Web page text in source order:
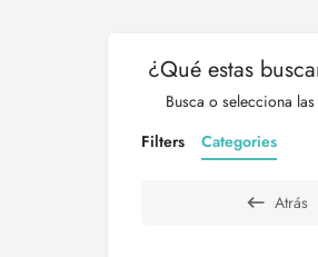
¿Qué estas
Busca o selecciona
Filters
Categories
Atrás